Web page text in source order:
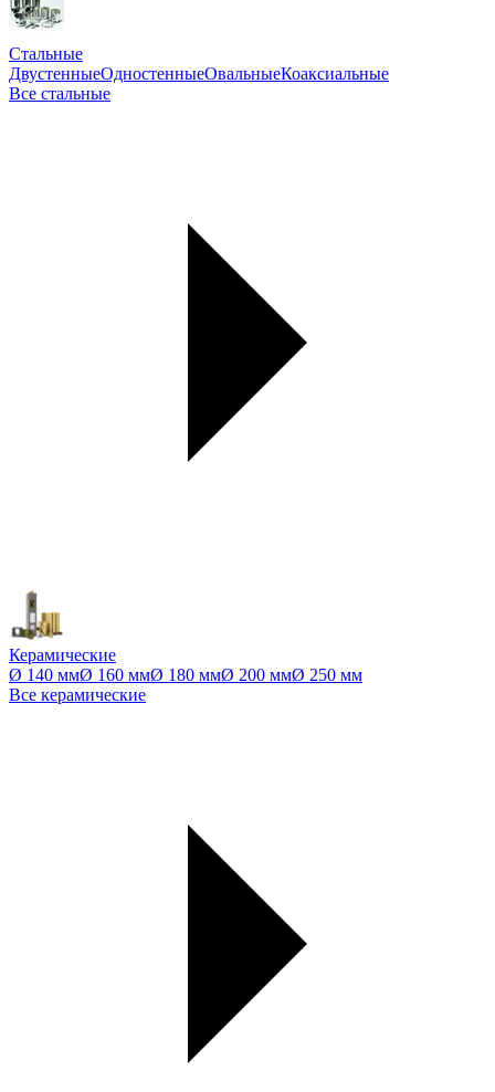
Стальные
ДвустенныеОдностенныеОвальныеКоаксиальные
Все стальные
Керамические
Ø 140 ммØ 160 ммØ 180 ммØ 200 ммØ 250 мм
Все керамические